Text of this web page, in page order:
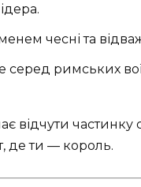
чесні та
серед римських
відчути частинку
де ти — король.